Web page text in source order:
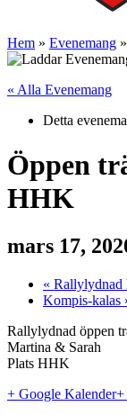
Hem » Evenemang »
« Alla Evenemang
Detta
Öppen
HHK
mars 17,
«
Kompis-kalas
Rallylydnad öppen
Martina & Sarah
Plats HHK
+ Google Kalender+